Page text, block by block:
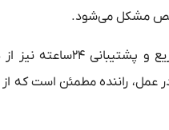
مشکل می‌شود.
است که باعث شده خدمات این مرکز
راننده مطمئن است که از